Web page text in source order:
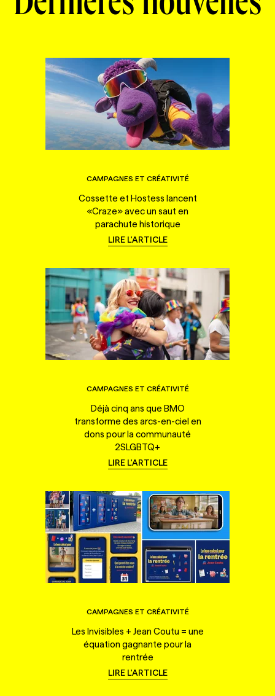
CAMPAGNES ET CRÉATIVITÉ
Cossette et Hostess lancent
«Craze» avec un saut en
parachute historique
LIRE L'ARTICLE
CAMPAGNES ET CRÉATIVITÉ
Déjà cinq ans que BMO
transforme des arcs-en-ciel en
dons pour la communauté
2SLGBTQ+
LIRE L'ARTICLE
CAMPAGNES ET CRÉATIVITÉ
Les Invisibles + Jean Coutu = une
équation gagnante pour la
rentrée
LIRE L'ARTICLE